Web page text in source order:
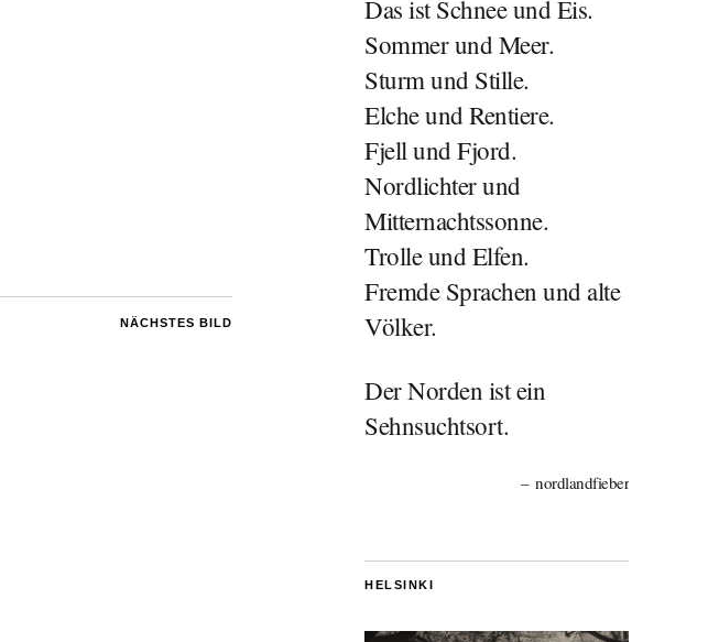
NÄCHSTES BILD
Das ist Schnee und Eis.
Sommer und Meer.
Sturm und Stille.
Elche und Rentiere.
Fjell und Fjord.
Nordlichter und
Mitternachtssonne.
Trolle und Elfen.
Fremde Sprachen und alte
Völker.
Der Norden ist ein
Sehnsuchtsort.
nordlandfieber
HELSINKI